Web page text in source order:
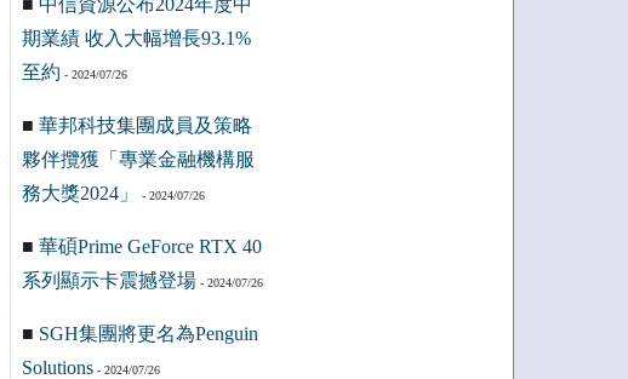
■ 中信資源公布2024年度中
期業績 收入大幅增長93.1%
至約 - 2024/07/26
■ 華邦科技集團成員及策略
夥伴攬獲「專業金融機構服
務大獎2024」
- 2024/07/26
■ 華碩Prime GeForce RTX 40
系列顯示卡震撼登場- 2024/07/26
■ SGH集團將更名為Penguin
Solutions- 2024/07/26